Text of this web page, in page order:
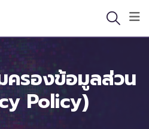
ครองข้อมูลส่วน
Policy)